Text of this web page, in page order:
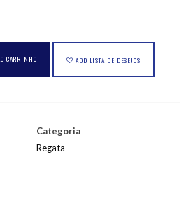
CARRINHO ADD LISTA DE DESEJOS
Categoria
Regata